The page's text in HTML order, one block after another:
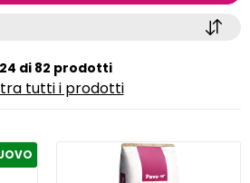
24 di 82 prodotti
tutti i prodotti